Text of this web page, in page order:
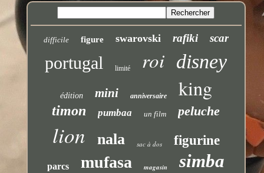
difficile figure swarovski rafiki scar
portugal limité roi disney
édition mini anniversaire king
timon pumbaa un film peluche
lion nala sac à dos figurine
parcs mufasa magasin simba